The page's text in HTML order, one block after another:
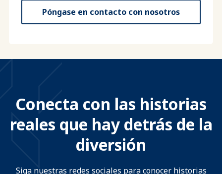
Póngase en contacto con nosotros
Conecta con las historias
reales que hay detrás de la
diversión
Siga nuestras redes sociales para conocer historias